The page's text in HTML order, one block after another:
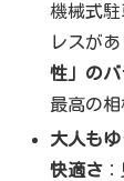
機械式
レスが
性」の
最高の相
大人も
快適さ